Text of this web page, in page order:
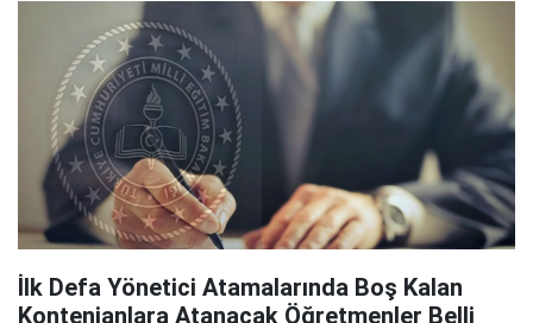
İlk Defa Yönetici Atamalarında Boş Kalan
Kontenjanlara Atanacak Öğretmenler Belli